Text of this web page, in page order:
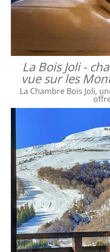
La Bois Joli -
vue sur les
La Chambre Bois Joli,